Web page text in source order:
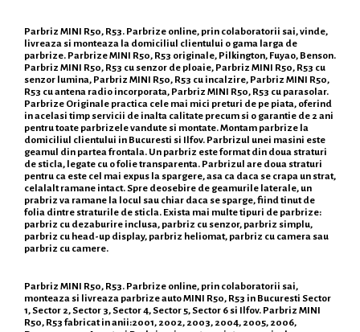
Parbriz MINI R50, R53. Parbrize online, prin colaboratorii sai, vinde,
livreaza si monteaza la domiciliul clientului o gama larga de
parbrize. Parbrize MINI R50, R53 originale, Pilkington, Fuyao, Benson.
Parbriz MINI R50, R53 cu senzor de ploaie, Parbriz MINI R50, R53 cu
senzor lumina, Parbriz MINI R50, R53 cu incalzire, Parbriz MINI R50,
R53 cu antena radio incorporata, Parbriz MINI R50, R53 cu parasolar.
Parbrize Originale practica cele mai mici preturi de pe piata, oferind
in acelasi timp servicii de inalta calitate precum si o garantie de 2 ani
pentru toate parbrizele vandute si montate. Montam parbrize la
domiciliul clientului in Bucuresti si Ilfov. Parbrizul unei masini este
geamul din partea frontala. Un parbriz este format din doua straturi
de sticla, legate cu o folie transparenta. Parbrizul are doua straturi
pentru ca este cel mai expus la spargere, asa ca daca se crapa un strat,
celalalt ramane intact. Spre deosebire de geamurile laterale, un
prabriz va ramane la locul sau chiar daca se sparge, fiind tinut de
folia dintre straturile de sticla. Exista mai multe tipuri de parbrize:
parbriz cu dezaburire inclusa, parbriz cu senzor, parbriz simplu,
parbriz cu head-up display, parbriz heliomat, parbriz cu camera sau
parbriz cu camere.
Parbriz MINI R50, R53. Parbrize online, prin colaboratorii sai,
monteaza si livreaza parbrize auto MINI R50, R53 in Bucuresti Sector
1, Sector 2, Sector 3, Sector 4, Sector 5, Sector 6 si Ilfov. Parbriz MINI
R50, R53 fabricat in anii:2001, 2002, 2003, 2004, 2005, 2006,